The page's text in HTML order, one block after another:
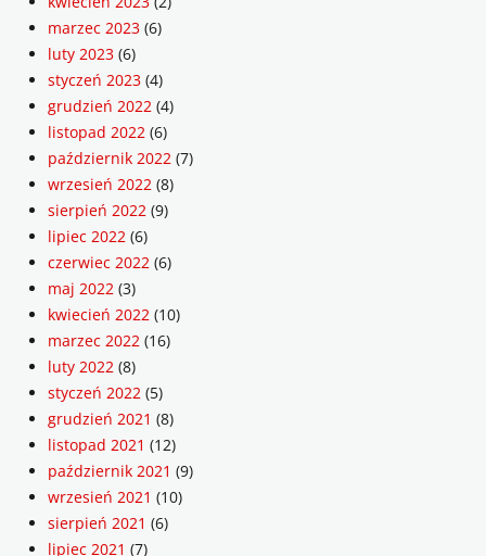
marzec 2023 (6)
luty 2023 (6)
styczeń 2023 (4)
grudzień 2022 (4)
listopad 2022 (6)
październik 2022 (7)
wrzesień 2022 (8)
sierpień 2022 (9)
lipiec 2022 (6)
czerwiec 2022 (6)
maj 2022 (3)
kwiecień 2022 (10)
marzec 2022 (16)
luty 2022 (8)
styczeń 2022 (5)
grudzień 2021 (8)
listopad 2021 (12)
październik 2021 (9)
wrzesień 2021 (10)
sierpień 2021 (6)
lipiec 2021 (7)